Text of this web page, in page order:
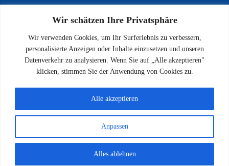
Wir schätzen Ihre Privatsphäre
Wir verwenden Cookies, um Ihr Surferlebnis zu verbessern,
personalisierte Anzeigen oder Inhalte einzusetzen und unseren
Datenverkehr zu analysieren. Wenn Sie auf „Alle akzeptieren"
klicken, stimmen Sie der Anwendung von Cookies zu.
Anpassen
Alles ablehnen
Alle akzeptieren
INFOS
Impressum
Datenschutz
Kontakt
© 2026 SV 1923 Enkenbach e.V.